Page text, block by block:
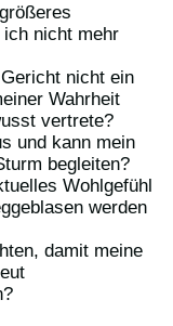
ich nicht mehr
nicht ein
Wahrheit
vertrete?
und kann mein
begleiten?
Wohlgefühl
werden
damit meine